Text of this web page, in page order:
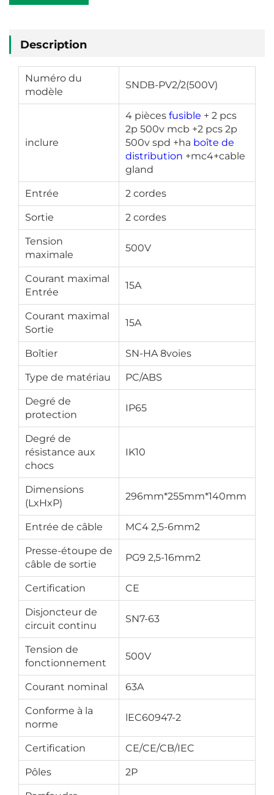
Description
Numéro du
modèle
SNDB-PV2/2(500V)
inclure
4 pièces fusible + 2 pcs
2p 500v mcb +2 pcs 2p
500v spd +ha boîte de
distribution +mc4+cable
gland
Entrée 2 cordes
Sortie 2 cordes
Tension
maximale
500V
Courant maximal
Entrée
15A
Courant maximal
Sortie
15A
Boîtier SN-HA 8voies
Type de matériau PC/ABS
Degré de
protection
IP65
Degré de
résistance aux
chocs
IK10
Dimensions
(LxHxP)
296mm*255mm*140mm
Entrée de câble MC4 2,5-6mm2
Presse-étoupe de
câble de sortie
PG9 2,5-16mm2
Certification CE
Disjoncteur de
circuit continu
SN7-63
Tension de
fonctionnement
500V
Courant nominal 63A
Conforme à la
norme
lEC60947-2
Certification CE/CE/CB/IEC
Pôles 2P